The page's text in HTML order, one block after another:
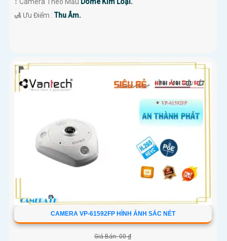
↕️ Camera Theo Mẫu Dome Kim Loại.
️🛃 Ưu Điểm :Thu Âm.
CAMERA VP-61592FP HÌNH ẢNH SẮC NÉT
Giá Bán: 00 ₫